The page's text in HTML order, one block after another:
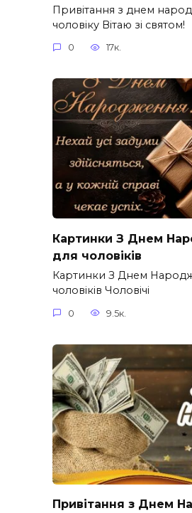
Привітання з днем
чоловіку Вітаю зі святом!
0 17к.
Картинки З Днем
для чоловіків​
Картинки З Днем
чоловіків​ Чоловічі
0 9.5к.
Привітання з Днем